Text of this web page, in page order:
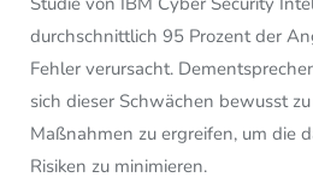
durchschnittlich 95 Prozent der
Fehler verursacht.
sich dieser Schwächen bewusst
Maßnahmen zu ergreifen, um die
Risiken zu minimieren.